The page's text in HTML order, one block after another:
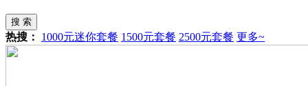
搜 索
热搜： 1000元迷你套餐 1500元套餐 2500元套餐 更多~